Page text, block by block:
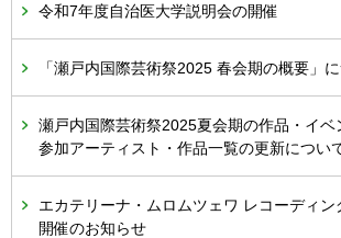
令和7年度自治医大学説明会の開催
「瀬戸内国際芸術祭2025 春会期の概要」
瀬戸内国際芸術祭2025夏会期の作品・イベ
参加アーティスト・作品一覧の更新につい
エカテリーナ・ムロムツェワ レコーディ
開催のお知らせ